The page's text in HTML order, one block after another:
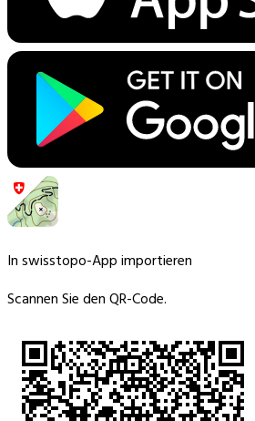
In swisstopo-App importieren
Scannen Sie den QR-Code.